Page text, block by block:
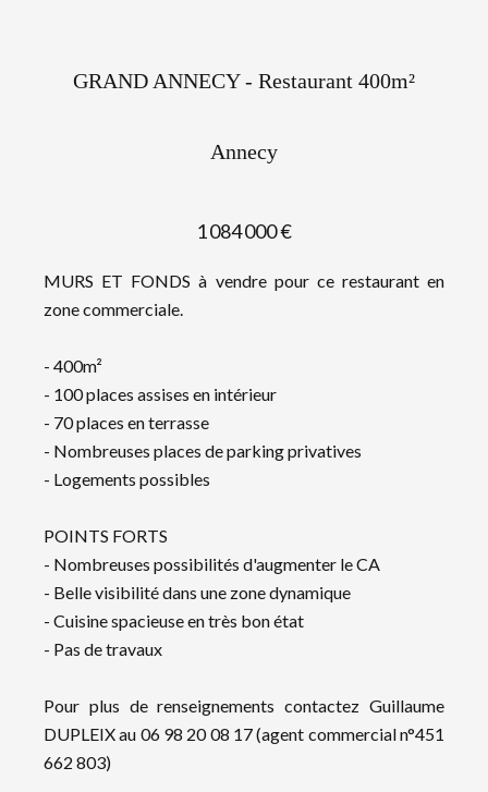
GRAND ANNECY - Restaurant 400m²
Annecy
1 084 000 €
MURS ET FONDS à vendre pour ce restaurant en
zone commerciale.
- 400m²
- 100 places assises en intérieur
- 70 places en terrasse
- Nombreuses places de parking privatives
- Logements possibles
POINTS FORTS
- Nombreuses possibilités d'augmenter le CA
- Belle visibilité dans une zone dynamique
- Cuisine spacieuse en très bon état
- Pas de travaux
Pour plus de renseignements contactez Guillaume
DUPLEIX au 06 98 20 08 17 (agent commercial n°451
662 803)